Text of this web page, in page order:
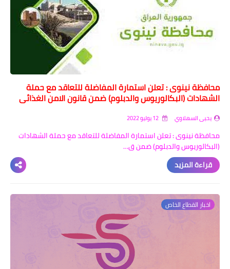
اخبار الطلبة
الاخبار العامة
محافظة نينوى : تعلن استمارة المفاضلة للتعاقد مع حملة
الشهادات (البكالوريوس والدبلوم) ضمن قانون الامن الغذائي
يحيى السهلاوي
محافظة نينوى : تعلن استمارة المفاضلة للتعاقد مع حملة الشهادات
(البكالوريوس والدبلوم) ضمن ق…
قراءة المزيد
اخبار القطاع الخاص